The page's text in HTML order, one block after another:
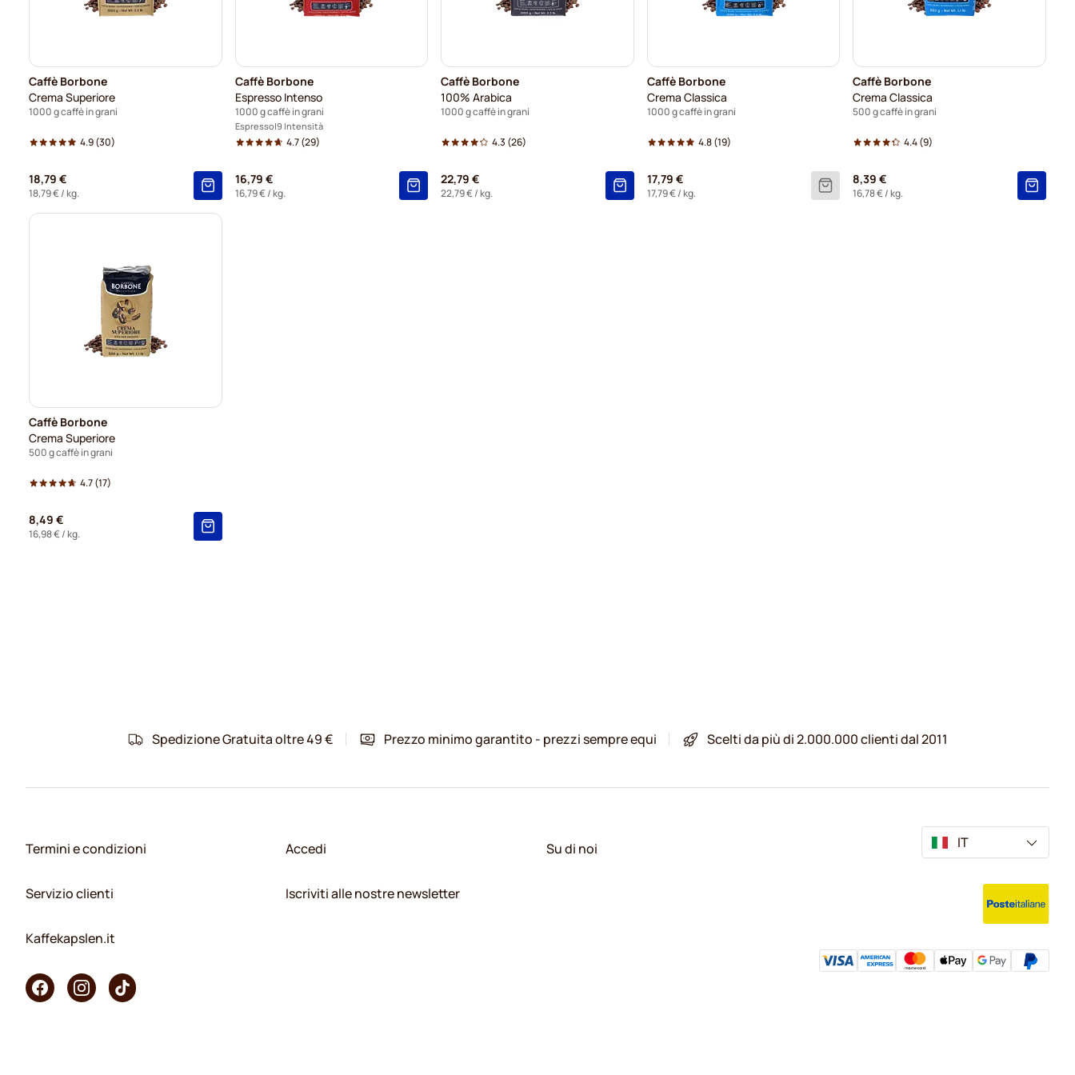
Caffè Borbone
Crema Superiore
1000 g caffè in grani
4.9(30)
18,79 €
18,79 €/ kg.
Caffè Borbone
Espresso Intenso
1000 g caffè in grani
Espresso 9 Intensità
4.7(29)
16,79 €
16,79 €/ kg.
Caffè Borbone
100% Arabica
1000 g caffè in grani
4.3 (26)
22,79 €
22,79 €/ kg.
Caffè Borbone
Crema Classica
1000 g caffè in grani
4.8(19)
17,79 €
17,79 €/ kg.
Caffè Borbone
Crema Classica
500 g caffè in grani
4.4(9)
8,39 €
16,78 €/ kg.
Caffè Borbone
Crema Superiore
500 g caffè in grani
4.7(17)
8,49 €
16,98 €/ kg.
Spedizione Gratuita oltre 49 € Prezzo minimo garantito - prezzi sempre equi Scelti da più di 2.000.000 clienti dal 2011
Termini e condizioni
Servizio clienti
Kaffekapslen.it
Accedi
Iscriviti alle nostre newsletter
Su di noi IT